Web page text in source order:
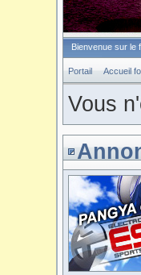
Bienvenue sur le
Portail Accueil
Vous